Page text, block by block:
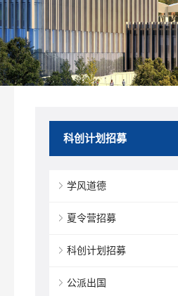
科创计划招募
学风道德
夏令营招募
科创计划招募
公派出国